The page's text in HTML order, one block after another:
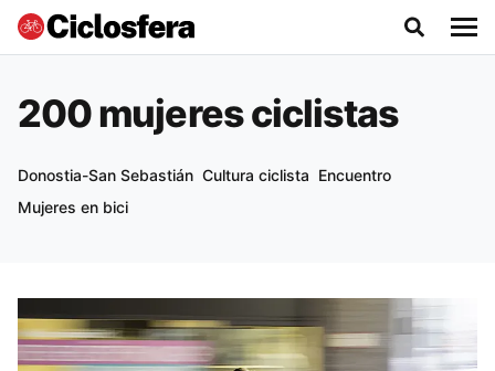
200 mujeres ciclistas
Donostia-San Sebastián Cultura ciclista Encuentro
Mujeres en bici